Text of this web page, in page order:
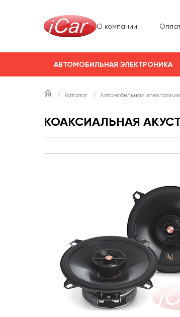
О компании
АВТОМОБИЛЬНАЯ ЭЛЕКТРОНИКА
/ Каталог / Автомобильная
КОАКСИАЛЬНАЯ